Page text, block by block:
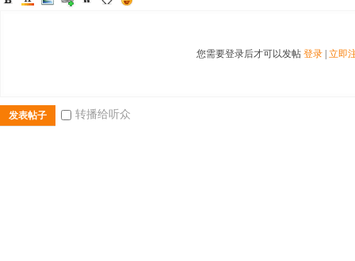
您需要登录后才可以发帖 登录 立即
发表帖子 转播给听众